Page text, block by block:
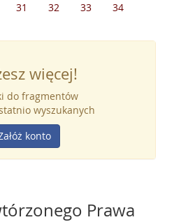
31 32 33 34
więcej!
do fragmentów
wyszukanych
konto
Prawa